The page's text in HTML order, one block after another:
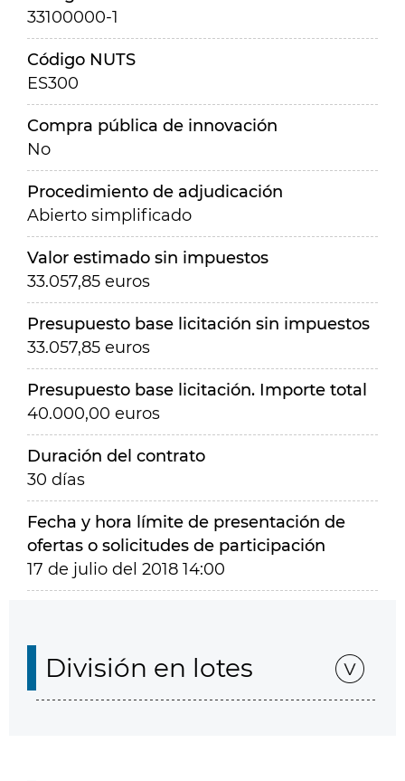
33100000-1
Código NUTS
ES300
Compra pública de innovación
No
Procedimiento de adjudicación
Abierto simplificado
Valor estimado sin impuestos
33.057,85 euros
Presupuesto base licitación sin impuestos
33.057,85 euros
Presupuesto base licitación. Importe total
40.000,00 euros
Duración del contrato
30 días
Fecha y hora límite de presentación de
ofertas o solicitudes de participación
17 de julio del 2018 14:00
División en lotes